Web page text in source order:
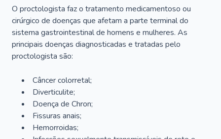
O proctologista faz o tratamento medicamentoso ou
cirúrgico de doenças que afetam a parte terminal do
sistema gastrointestinal de homens e mulheres. As
principais doenças diagnosticadas e tratadas pelo
proctologista são:
Câncer colorretal;
Diverticulite;
Doença de Chron;
Fissuras anais;
Hemorroidas;